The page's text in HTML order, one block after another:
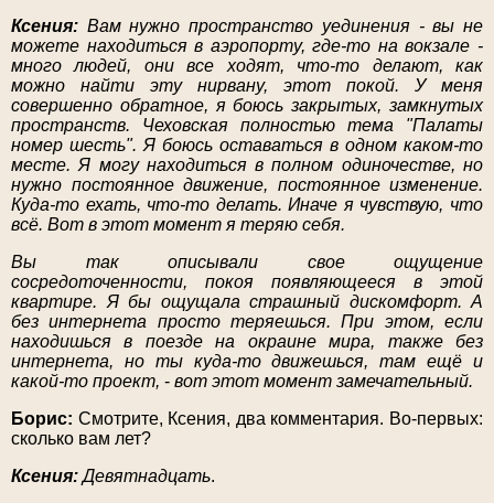
Ксения: Вам нужно пространство уединения - вы не
можете находиться в аэропорту, где-то на вокзале -
много людей, они все ходят, что-то делают, как
можно найти эту нирвану, этот покой. У меня
совершенно обратное, я боюсь закрытых, замкнутых
пространств. Чеховская полностью тема "Палаты
номер шесть". Я боюсь оставаться в одном каком-то
месте. Я могу находиться в полном одиночестве, но
нужно постоянное движение, постоянное изменение.
Куда-то ехать, что-то делать. Иначе я чувствую, что
всё. Вот в этот момент я теряю себя.
Вы так описывали свое ощущение
сосредоточенности, покоя появляющееся в этой
квартире. Я бы ощущала страшный дискомфорт. А
без интернета просто теряешься. При этом, если
находишься в поезде на окраине мира, также без
интернета, но ты куда-то движешься, там ещё и
какой-то проект, - вот этот момент замечательный.
Борис: Смотрите, Ксения, два комментария. Во-первых:
сколько вам лет?
Ксения:Девятнадцать.